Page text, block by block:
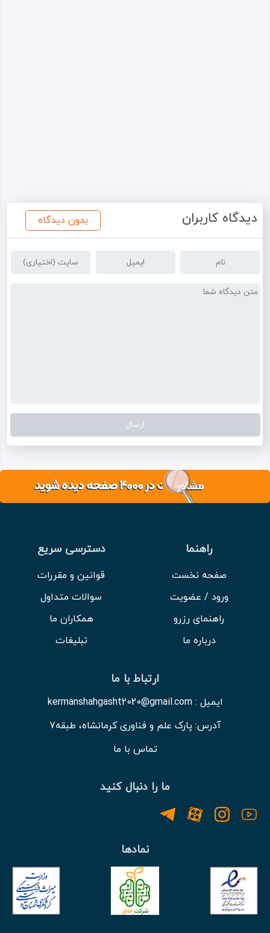
دیدگاه کاربران بدون دیدگاه
راهنما
صفحه نخست
ورود / عضویت
راهنمای رزرو
درباره ما
دسترسی سریع
قوانین و مقررات
سوالات متداول
همکاران ما
تبلیغات
ارتباط با ما
ایمیل : kermanshahgasht2020@gmail.com
آدرس: پارک علم و فناوری کرمانشاه، طبقه7
تماس با ما
ما را دنبال کنید
نمادها